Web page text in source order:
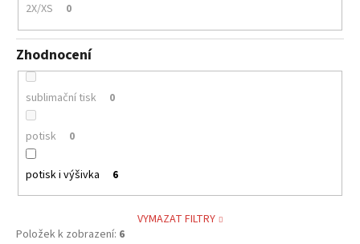
2X/XS 0
Zhodnocení
sublimační tisk 0
potisk 0
potisk i výšivka 6
VYMAZAT FILTRY
Položek k zobrazení: 6